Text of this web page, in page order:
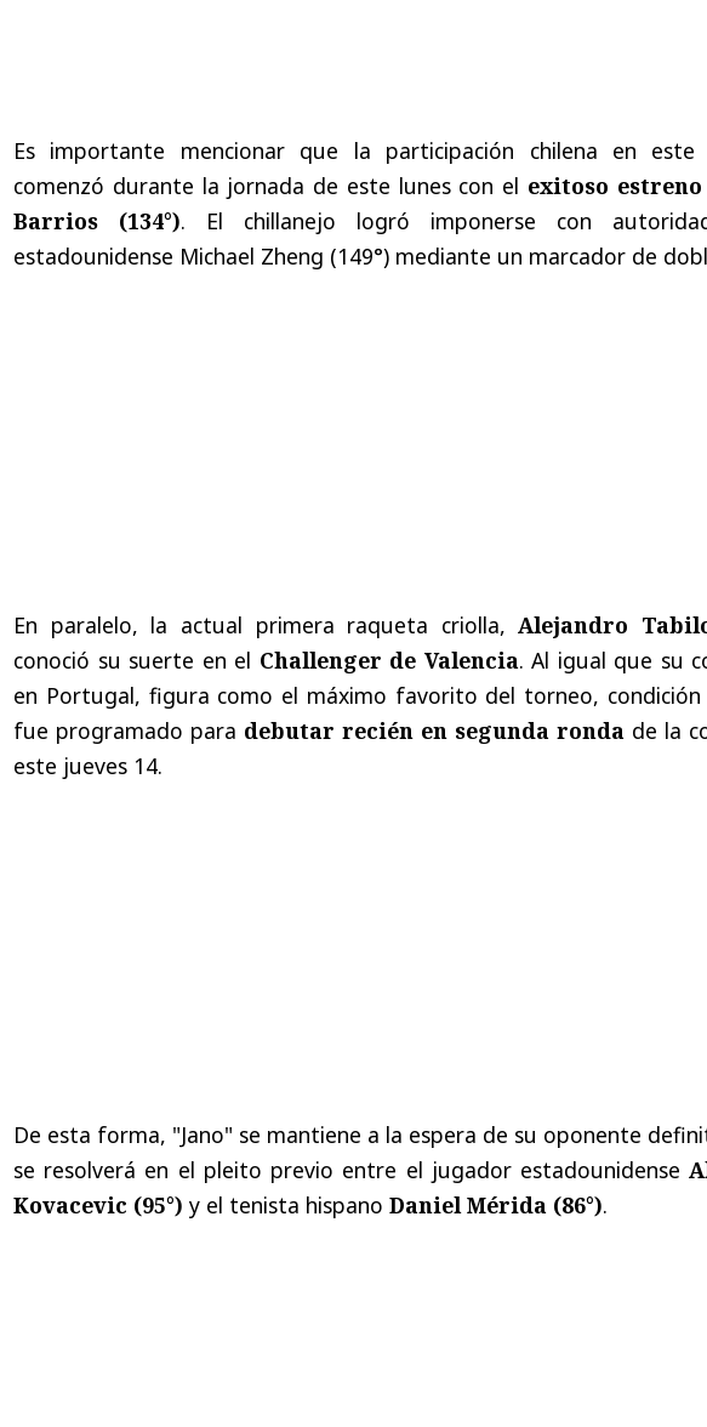
Es importante mencionar que la participación chilena en
comenzó durante la jornada de este lunes con el exitoso estreno
Barrios (134°). El chillanejo logró imponerse con
estadounidense Michael Zheng (149°) mediante un marcador de
En paralelo, la actual primera raqueta criolla,Alejandro
conoció su suerte en el Challenger de Valencia. Al igual que su
en Portugal, figura como el máximo favorito del torneo,
fue programado para debutar recién en segunda ronda de la
este jueves 14.
De esta forma, "Jano" se mantiene a la espera de su oponente
se resolverá en el pleito previo entre el jugador estadounidense
Kovacevic (95°) y el tenista hispano Daniel Mérida (86°).